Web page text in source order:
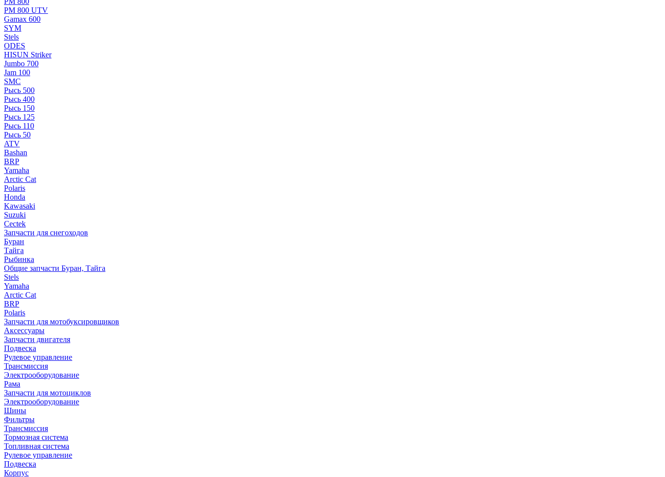
РМ 800 UTV
Gamax 600
SYM
Stels
ОDЕS
HISUN Striker
Jumbo 700
Jam 100
SMC
Рысь 500
Рысь 400
Рысь 150
Рысь 125
Рысь 110
Рысь 50
ATV
Bashan
BRP
Yamaha
Arctic Cat
Polaris
Honda
Kawasaki
Suzuki
Cectek
Запчасти для снегоходов
Буран
Тайга
Рыбинка
Общие запчасти Буран, Тайга
Stels
Yamaha
Arctic Cat
BRP
Polaris
Запчасти для мотобуксировщиков
Аксессуары
Запчасти двигателя
Подвеска
Рулевое управление
Трансмиссия
Электрооборудование
Рама
Запчасти для мотоциклов
Электрооборудование
Шины
Фильтры
Трансмиссия
Тормозная система
Топливная система
Рулевое управление
Подвеска
Корпус